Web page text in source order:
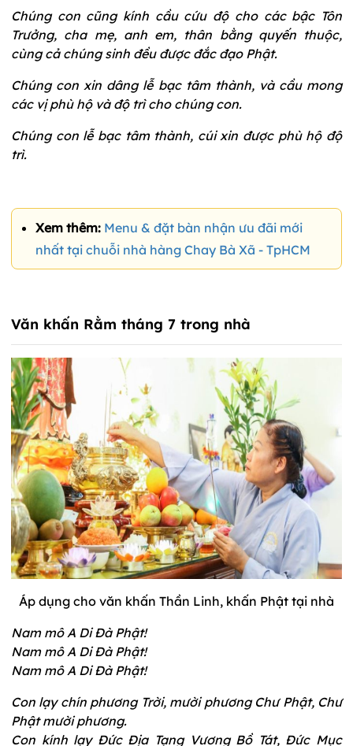
Chúng con cũng kính cầu cứu độ cho các bậc Tôn
Trưởng, cha mẹ, anh em, thân bằng quyến thuộc,
cùng cả chúng sinh đều được đắc đạo Phật.
Chúng con xin dâng lễ bạc tâm thành, và cầu mong
các vị phù hộ và độ trì cho chúng con.
Chúng con lễ bạc tâm thành, cúi xin được phù hộ độ
trì.
Xem thêm: Menu & đặt bàn nhận ưu đãi mới
nhất tại chuỗi nhà hàng Chay Bà Xã - TpHCM
Văn khấn Rằm tháng 7 trong nhà
Áp dụng cho văn khấn Thần Linh, khấn Phật tại nhà
Nam mô A Di Đà Phật!
Nam mô A Di Đà Phật!
Nam mô A Di Đà Phật!
Con lạy chín phương Trời, mười phương Chư Phật, Chư
Phật mười phương.
Con kính lạy Đức Địa Tạng Vương Bồ Tát, Đức Mục